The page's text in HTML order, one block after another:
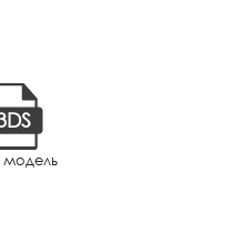
модель